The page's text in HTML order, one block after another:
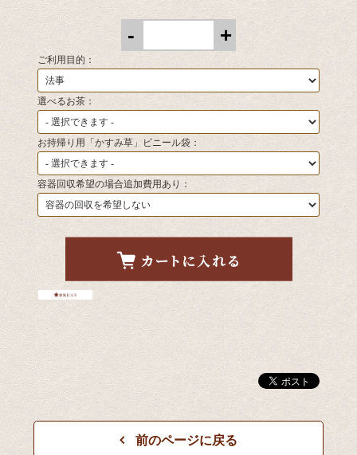
ご利用目的：
選べるお茶：
お持帰り用「かすみ草」ビニール袋：
容器回収希望の場合追加費用あり：
- +
前のページに戻る